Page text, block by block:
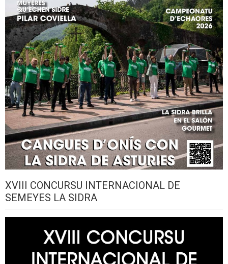
XVIII CONCURSU INTERNACIONAL DE
SEMEYES LA SIDRA